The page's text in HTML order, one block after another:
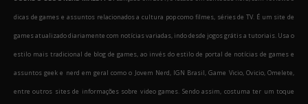
dicas de games e assuntos relacionados a cultura pop como filmes, séries de TV. É um site de
games atualizado diariamente com notícias variadas, indo desde jogos grátis a tutoriais. Usa o
estilo mais tradicional de blog de games, ao invés do estilo de portal de notícias de games e
assuntos geek e nerd em geral como o Jovem Nerd, IGN Brasil, Game Vicio, Ovicio, Omelete,
entre outros sites de informações sobre video games. Sendo assim, costuma ter um toque